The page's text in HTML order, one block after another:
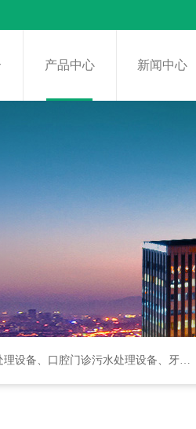
产品中心 新闻中心
设备、牙科诊所污水处理设备、次氯酸发生器